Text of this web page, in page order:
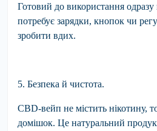
Готовий до використання одразу
потребує зарядки, кнопок чи
зробити вдих.
5. Безпека й чистота.
CBD-вейп не містить нікотину,
домішок. Це натуральний